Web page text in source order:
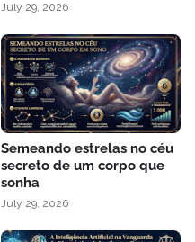
July 29, 2026
Semeando estrelas no céu
secreto de um corpo que
sonha
July 29, 2026